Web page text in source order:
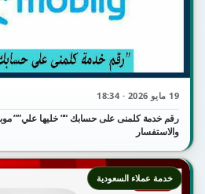
19 مايو 2026 · 18:34
والاستفسار
خدمة عملاء السعودية